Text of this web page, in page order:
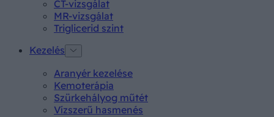
CT-vizsgálat
MR-vizsgálat
Triglicerid szint
Kezelés
Aranyér kezelése
Kemoterápia
Szürkehályog műtét
Vízszerű hasmenés